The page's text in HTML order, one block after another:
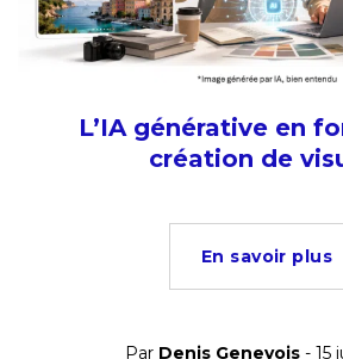
L’IA générative en
création de
En savoir plus
Par Denis Genevois- 15